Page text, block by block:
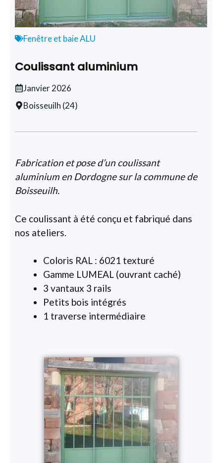
Fenêtre et baie ALU
Coulissant aluminium
Janvier 2026
Boisseuilh (24)
Fabrication et pose d’un coulissant
aluminium en Dordogne sur la commune de
Boisseuilh.
Ce coulissant à été conçu et fabriqué dans
nos ateliers.
Coloris RAL : 6021 texturé
Gamme LUMEAL (ouvrant caché)
3 vantaux 3 rails
Petits bois intégrés
1 traverse intermédiaire